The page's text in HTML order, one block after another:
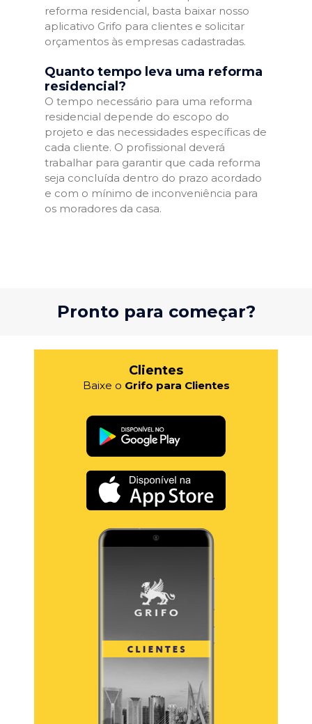
reforma residencial, basta baixar nosso
aplicativo Grifo para clientes e solicitar
orçamentos às empresas cadastradas.
Quanto tempo leva uma reforma
residencial?
O tempo necessário para uma reforma
residencial depende do escopo do
projeto e das necessidades específicas de
cada cliente. O profissional deverá
trabalhar para garantir que cada reforma
seja concluída dentro do prazo acordado
e com o mínimo de inconveniência para
os moradores da casa.
Pronto para começar?
Clientes
Baixe o Grifo para Clientes